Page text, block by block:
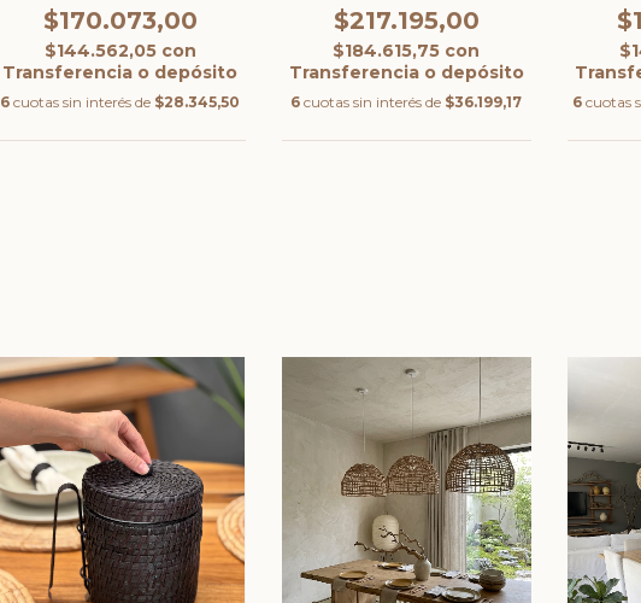
$170.073,00
$144.562,05 con
Transferencia o depósito
6 cuotas sin interés de $28.345,50
$217.195,00
$184.615,75 con
Transferencia o depósito
6 cuotas sin interés de $36.199,17 6 cuotas